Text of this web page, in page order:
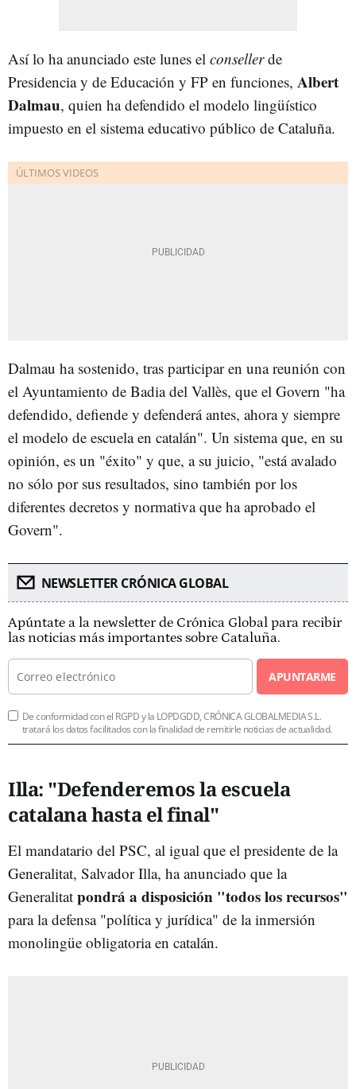
Así lo ha anunciado este lunes el consellerde
Presidencia y de Educación y FP en funciones, Albert
Dalmau, quien ha defendido el modelo lingüístico
impuesto en el sistema educativo público de Cataluña.
Dalmau ha sostenido, tras participar en una reunión con
el Ayuntamiento de Badia del Vallès, que el Govern "ha
defendido, defiende y defenderá antes, ahora y siempre
el modelo de escuela en catalán". Un sistema que, en su
opinión, es un "éxito" y que, a su juicio, "está avalado
no sólo por sus resultados, sino también por los
diferentes decretos y normativa que ha aprobado el
Govern".
NEWSLETTER CRÓNICA GLOBAL
Apúntate a la newsletter de Crónica Global para recibir
las noticias más importantes sobre Cataluña.
APUNTARME
De conformidad con el RGPD y la LOPDGDD, CRÓNICA GLOBALMEDIA S.L.
tratará los datos facilitados con la finalidad de remitirle noticias de actualidad.
Illa: "Defenderemos la escuela
catalana hasta el final"
El mandatario del PSC, al igual que el presidente de la
Generalitat, Salvador Illa, ha anunciado que la
Generalitat pondrá a disposición "todos los recursos"
para la defensa "política y jurídica" de la inmersión
monolingüe obligatoria en catalán.